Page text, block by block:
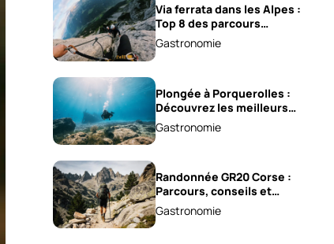
Via ferrata dans les Alpes :
Top 8 des parcours
sensationnels !
Gastronomie
Plongée à Porquerolles :
Découvrez les meilleurs
spots !
Gastronomie
Randonnée GR20 Corse :
Parcours, conseils et
astuces !
Gastronomie